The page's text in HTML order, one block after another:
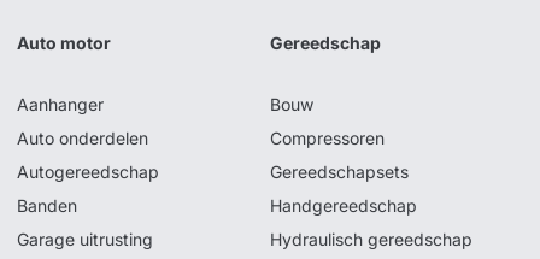
Auto motor
Aanhanger
Auto onderdelen
Autogereedschap
Banden
Garage uitrusting
Gereedschap
Bouw
Compressoren
Gereedschapsets
Handgereedschap
Hydraulisch gereedschap